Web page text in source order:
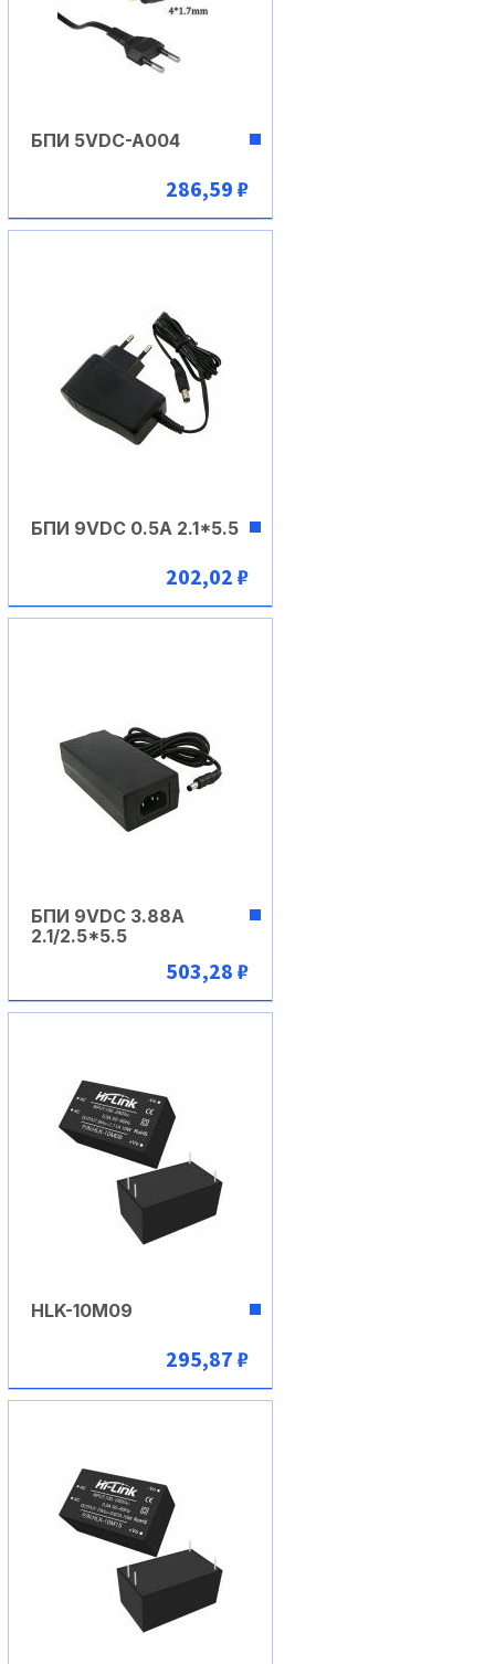
В корзину
БПИ 5VDC-A004
286,59 ₽
В корзину
БПИ 9VDC 0.5A 2.1*5.5
202,02 ₽
В корзину
БПИ 9VDC 3.88A
2.1/2.5*5.5
503,28 ₽
В корзину
HLK-10M09
295,87 ₽